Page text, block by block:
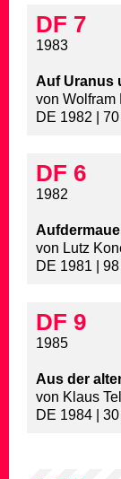
DF 7
1983
Auf Uranus
von Wolfram
DE 1982 |
DF 6
1982
von Lutz
DE 1981 |
DF 9
1985
Aus der
von Klaus
DE 1984 |